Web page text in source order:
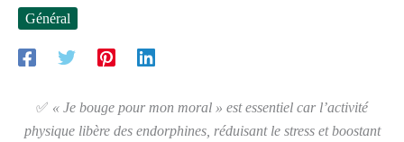
Général
✅ « Je bouge pour mon moral » est essentiel car l’activité
physique libère des endorphines, réduisant le stress et boostant